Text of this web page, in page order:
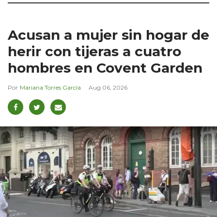
Acusan a mujer sin hogar de
herir con tijeras a cuatro
hombres en Covent Garden
Mariana Torres García Aug 06, 2026